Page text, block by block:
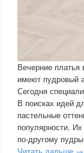
Вечерние
имеют пудровый
Сегодня
В поисках идей
пастельные
популярности.
по-другому